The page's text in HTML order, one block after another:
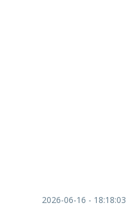
2026-06-16 - 18:18:03